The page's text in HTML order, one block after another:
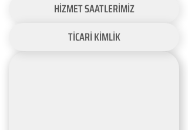
HİZMET SAATLERİMİZ
TİCARİ KİMLİK